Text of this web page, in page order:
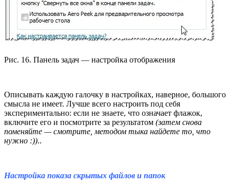
Рис. 16. Панель задач — настройка отображения
Описывать каждую галочку в настройках, наверное, большого
смысла не имеет. Лучше всего настроить под себя
экспериментально: если не знаете, что означает флажок,
включите его и посмотрите за результатом (затем снова
поменяйте — смотрите, методом тыка найдете то, что
нужно :))..
Настройка показа скрытых файлов и папок